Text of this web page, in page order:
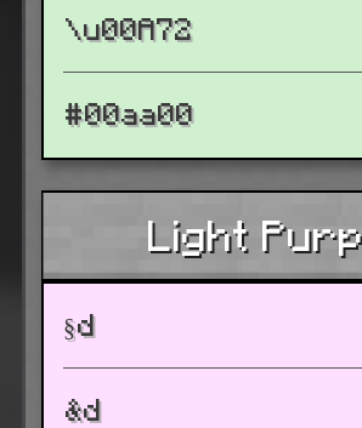
\u00A72
#00aa00
Light
§d
&d